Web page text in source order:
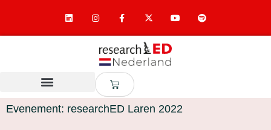
Evenement: researchED Laren 2022